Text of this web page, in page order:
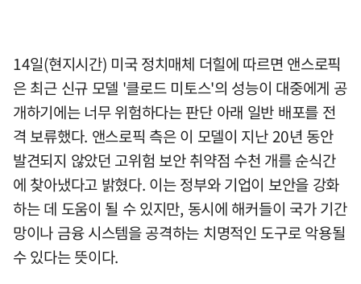
14일(현지시간) 미국 정치매체 더힐에 따르면 앤스로픽
은 최근 신규 모델 '클로드 미토스'의 성능이 대중에게 공
개하기에는 너무 위험하다는 판단 아래 일반 배포를 전
격 보류했다. 앤스로픽 측은 이 모델이 지난 20년 동안
발견되지 않았던 고위험 보안 취약점 수천 개를 순식간
에 찾아냈다고 밝혔다. 이는 정부와 기업이 보안을 강화
하는 데 도움이 될 수 있지만, 동시에 해커들이 국가 기간
망이나 금융 시스템을 공격하는 치명적인 도구로 악용될
수 있다는 뜻이다.